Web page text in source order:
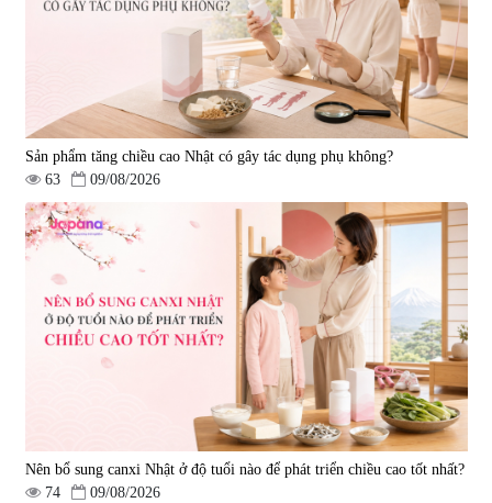
Sản phẩm tăng chiều cao Nhật có gây tác dụng phụ không?
63
09/08/2026
Nên bổ sung canxi Nhật ở độ tuổi nào để phát triển chiều cao tốt nhất?
74
09/08/2026